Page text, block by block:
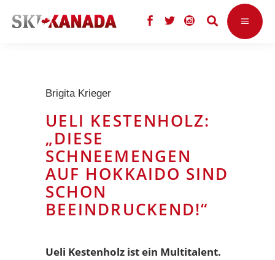
Brigita Krieger
UELI KESTENHOLZ:
„DIESE
SCHNEEMENGEN
AUF HOKKAIDO SIND
SCHON
BEEINDRUCKEND!“
Ueli Kestenholz ist ein Multitalent.